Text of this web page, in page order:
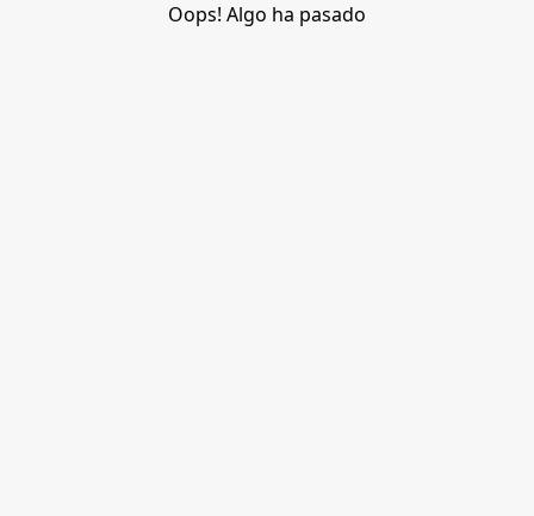
Oops! Algo ha pasado